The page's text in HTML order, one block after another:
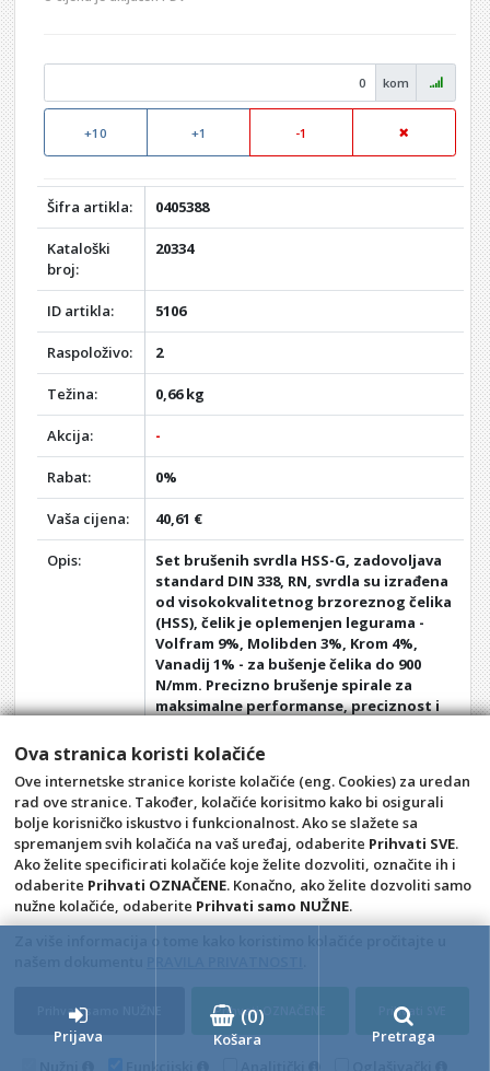
kom
+10 +1 -1
Šifra artikla: 0405388
Kataloški
broj:
20334
ID artikla: 5106
Raspoloživo: 2
Težina: 0,66 kg
Akcija: -
Rabat: 0%
Vaša cijena: 40,61 €
Opis:
Set brušenih svrdla HSS-G, zadovoljava
standard DIN 338, RN, svrdla su izrađena
od visokokvalitetnog brzoreznog čelika
(HSS), čelik je oplemenjen legurama -
Volfram 9%, Molibden 3%, Krom 4%,
Vanadij 1% - za bušenje čelika do 900
N/mm. Precizno brušenje spirale za
maksimalne performanse, preciznost i
brušenju vrha svrdla pod kutom od 118°
moguće je bušiti i bez potrebe za
bušenjem rupa, namijenjeno
industrijskoj uporabi
Opći uvjeti
Uvjeti plaćanja
Pravila privatnosti
Raskid ugovora – povrat
4D Wand IMC 24.11.14.1
Ova stranica koristi kolačiće
Ove internetske stranice koriste kolačiće (eng. Cookies) za uredan
rad ove stranice. Također, kolačiće korisitmo kako bi osigurali
bolje korisničko iskustvo i funkcionalnost. Ako se slažete sa
spremanjem svih kolačića na vaš uređaj, odaberite Prihvati SVE.
Ako želite specificirati kolačiće koje želite dozvoliti, označite ih i
odaberite Prihvati OZNAČENE. Konačno, ako želite dozvoliti samo
nužne kolačiće, odaberite Prihvati samo NUŽNE.
Prihvati samo NUŽNE Prihvati OZNAČENE Prihvati SVE
Prijava
(0)
Košara Pretraga